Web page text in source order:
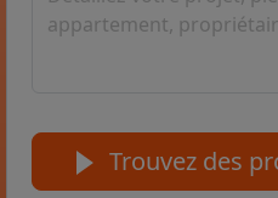
Trouvez des